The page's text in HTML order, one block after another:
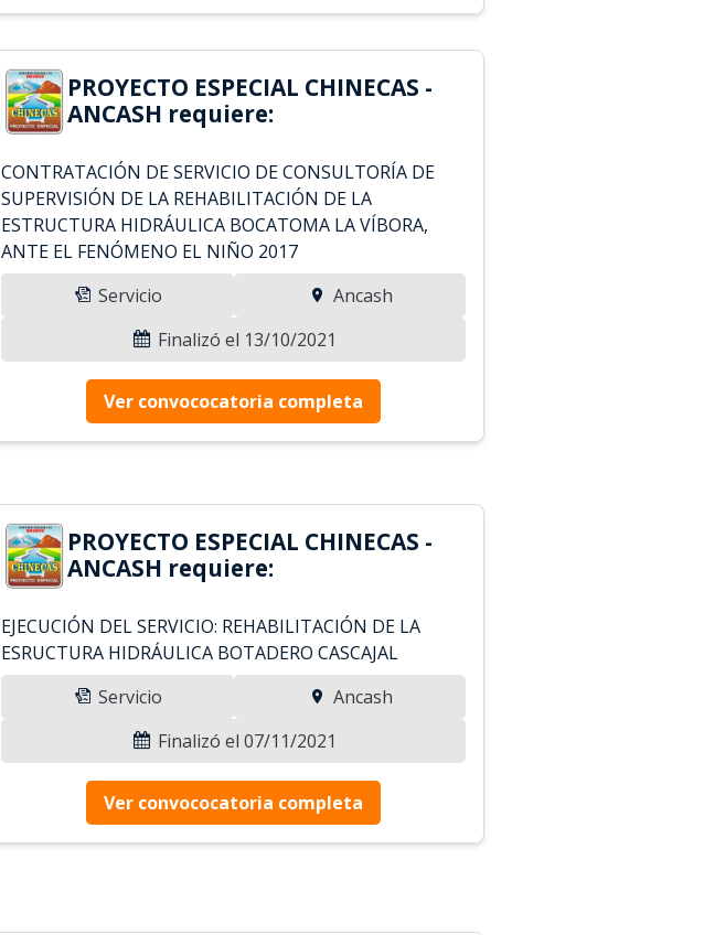
PROYECTO ESPECIAL CHINECAS -
ANCASH requiere:
CONTRATACIÓN DE SERVICIO DE CONSULTORÍA DE
SUPERVISIÓN DE LA REHABILITACIÓN DE LA
ESTRUCTURA HIDRÁULICA BOCATOMA LA VÍBORA,
ANTE EL FENÓMENO EL NIÑO 2017
Servicio
Ancash
Finalizó el 13/10/2021
Ver convococatoria completa
PROYECTO ESPECIAL CHINECAS -
ANCASH requiere:
EJECUCIÓN DEL SERVICIO: REHABILITACIÓN DE LA
ESRUCTURA HIDRÁULICA BOTADERO CASCAJAL
Servicio
Ancash
Finalizó el 07/11/2021
Ver convococatoria completa